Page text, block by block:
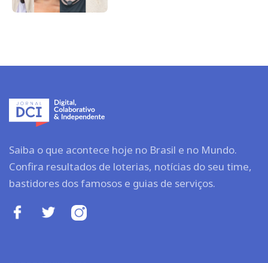
Saiba o que acontece hoje no Brasil e no Mundo.
Confira resultados de loterias, notícias do seu time,
bastidores dos famosos e guias de serviços.